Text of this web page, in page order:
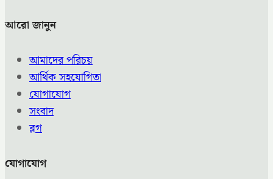
আরো জানুন
আমাদের পরিচয়
আর্থিক সহযোগিতা
যোগাযোগ
সংবাদ
ব্লগ
যোগাযোগ